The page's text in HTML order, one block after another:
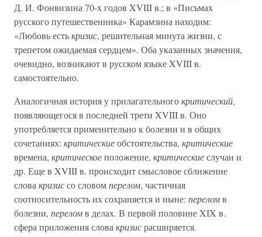
Д. И. Фонвизина 70-х годов XVIII в.; в «Письмах
русского путешественника» Карамзина находим:
«Любовь естькризис, решительная минута жизни, с
трепетом ожидаемая сердцем». Оба указанных значения,
очевидно, возникают в русском языке XVIII в.
самостоятельно.
Аналогичная история у прилагательногокритический,
появляющегося в последней трети XVIII в. Оно
употребляется применительно к болезни и в общих
сочетаниях: критическиеобстоятельства, критические
времена, критическоеположение, критическиеслучаи и
др. Еще в XVIII в. происходит смысловое сближение
слова кризиссо словомперелом, частичная
соотносительность их сохраняется и ныне: переломв
болезни, переломв делах. В первой половине XIX в.
сфера приложения слова кризисрасширяется.